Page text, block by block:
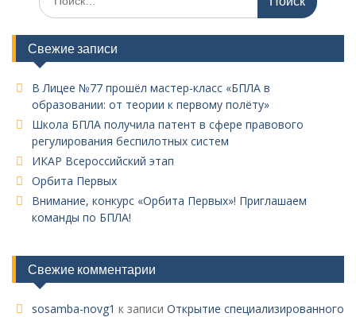
по:
Свежие записи
В Лицее №77 прошёл мастер-класс «БПЛА в
образовании: от теории к первому полёту»
Школа БПЛА получила патент в сфере правового
регулирования беспилотных систем
ИКАР Всероссийский этап
Орбита Первых
Внимание, конкурс «Орбита Первых»! Приглашаем
команды по БПЛА!
Свежие комментарии
sosamba-novg1 к записи Открытие специализированного